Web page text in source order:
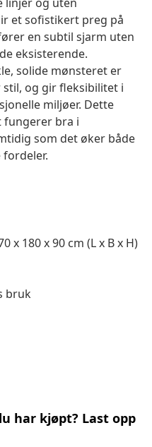
et sofistikert preg på
en subtil sjarm uten
eksisterende.
solide mønsteret er
og gir fleksibilitet i
miljøer. Dette
fungerer bra i
som det øker både
x 180 x 90 cm (L x B x H)
bruk
har kjøpt? Last opp